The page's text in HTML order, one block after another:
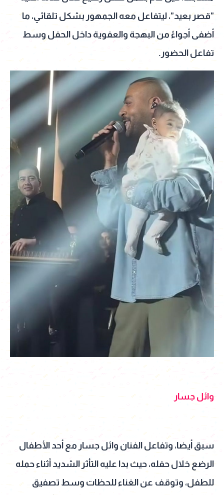
"قصر بعيد"، ليتفاعل معه الجمهور بشكل تلقائي، ما
أضفى أجواءً من البهجة والعفوية داخل الحفل وسط
تفاعل الحضور.
وائل جسار
سبق أيضا، وتفاعل الفنان وائل جسار مع أحد الأطفال
الرضع خلال حفله، حيث بدا عليه التأثر الشديد أثناء حمله
للطفل، وتوقف عن الغناء للحظات وسط تصفيق